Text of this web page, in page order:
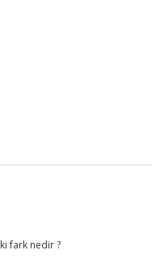
fark nedir ?